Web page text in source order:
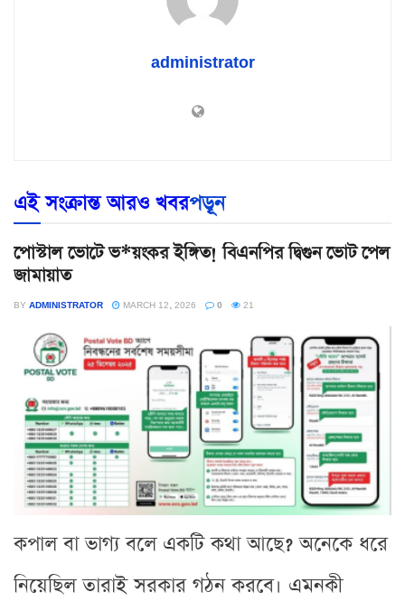
administrator
এই সংক্রান্ত আরও খবরপড়ূন
পোস্টাল ভোটে ভ*য়ংকর ইঙ্গিত! বিএনপির দ্বিগুন ভোট পেল
জামায়াত
BY ADMINISTRATOR MARCH 12, 2026 0 21
কপাল বা ভাগ্য বলে একটি কথা আছে? অনেকে ধরে
নিয়েছিল তারাই সরকার গঠন করবে। এমনকী